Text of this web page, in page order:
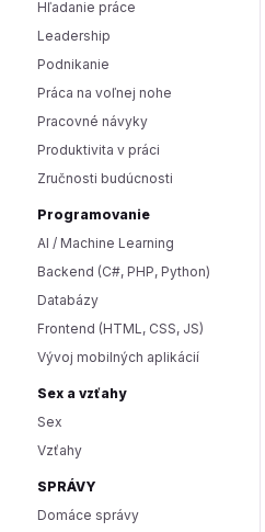
Hľadanie práce
Leadership
Podnikanie
Práca na voľnej nohe
Pracovné návyky
Produktivita v práci
Zručnosti budúcnosti
Programovanie
AI / Machine Learning
Backend (C#, PHP, Python)
Databázy
Frontend (HTML, CSS, JS)
Vývoj mobilných aplikácií
Sex a vzťahy
Sex
Vzťahy
SPRÁVY
Domáce správy